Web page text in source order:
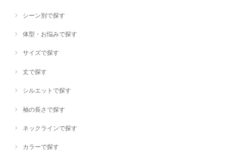
シーン別で探す
体型・お悩みで探す
サイズで探す
丈で探す
シルエットで探す
袖の長さで探す
ネックラインで探す
カラーで探す